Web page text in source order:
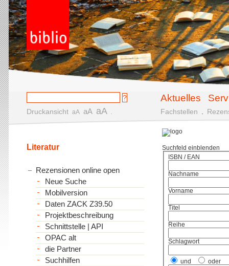
Aktuelles
Druckansicht aA aA aA Fachstellen
Suchfeld einblenden
ISBN / EAN
Nachname
Vorname
Titel
Reihe
Schlagwort
und oder
Literatur
Rezensionen online open
Neue Suche
Mobilversion
Daten ZACK Z39.50
Projektbeschreibung
Schnittstelle | API
OPAC alt
die Partner
Suchhilfen